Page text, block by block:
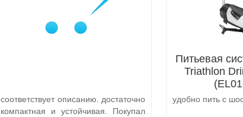
соответствует описанию. достаточно
компактная и устойчивая. Покупал
Питьевая
Triathlon
удобно пить с